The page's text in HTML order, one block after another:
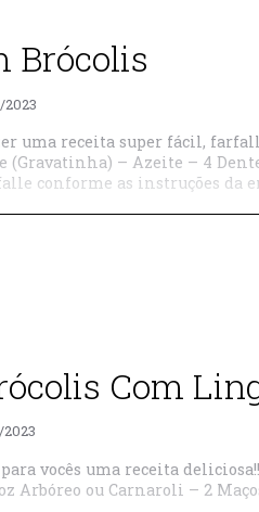
Brócolis
2023
uma receita super fácil,
– Azeite – 4
conforme as instruções da
Com
2023
para vocês uma receita
Arbóreo ou Carnaroli – 2